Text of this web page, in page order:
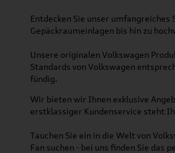
Entdecken Sie unser
Gepäckraumeinlagen bis hin zu
Unsere originalen Volkswagen
Standards von Volkswagen
fündig.
Wir bieten wir Ihnen exklusive
erstklassiger Kundenservice steht
Tauchen Sie ein in die Welt von
Fan suchen - bei uns finden Sie das